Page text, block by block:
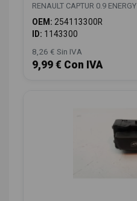
RENAULT CAPTUR 0.9 ENERGY
OEM: 254113300R
ID: 1143300
8,26 € Sin IVA
9,99 € Con IVA